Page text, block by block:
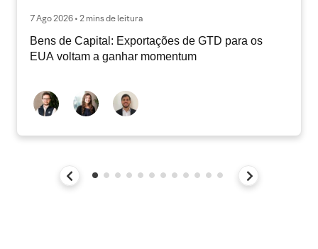
7 Ago 2026 • 2 mins de leitura
Bens de Capital: Exportações de GTD para os
EUA voltam a ganhar momentum